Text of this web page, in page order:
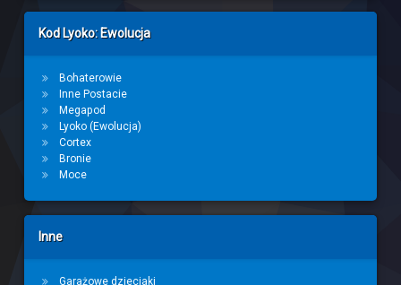
Kod Lyoko: Ewolucja
Bohaterowie
Inne Postacie
Megapod
Lyoko (Ewolucja)
Cortex
Bronie
Moce
Inne
Garażowe dzieciaki